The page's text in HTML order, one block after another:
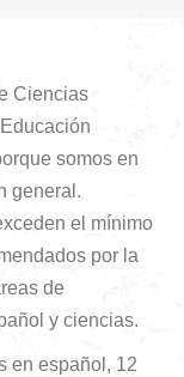
Ciencias
somos en
general.
el mínimo
por la
de
y ciencias.
en español, 12